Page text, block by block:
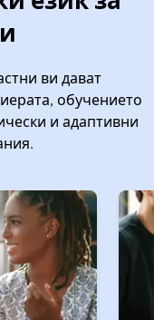
ви дават
обучението
и адаптивни